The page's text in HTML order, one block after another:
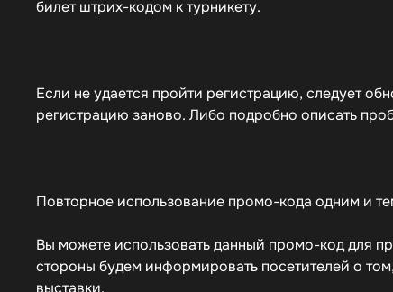
билет штрих-кодом к турникету.
Если не удается пройти регистрацию, следует
регистрацию заново. Либо подробно описать
Повторное использование промо-кода одним и
Вы можете использовать данный промо-код для
стороны будем информировать посетителей о
выставки.